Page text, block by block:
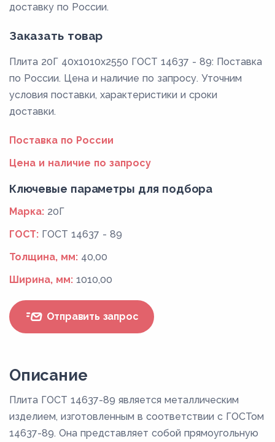
доставку по России.
Заказать товар
Плита 20Г 40x1010x2550 ГОСТ 14637 - 89: Поставка
по России. Цена и наличие по запросу. Уточним
условия поставки, характеристики и сроки
доставки.
Поставка по России
Цена и наличие по запросу
Ключевые параметры для подбора
Марка: 20Г
ГОСТ: ГОСТ 14637 - 89
Толщина, мм: 40,00
Ширина, мм: 1010,00
Отправить запрос
Описание
Плита ГОСТ 14637-89 является металлическим
изделием, изготовленным в соответствии с ГОСТом
14637-89. Она представляет собой прямоугольную